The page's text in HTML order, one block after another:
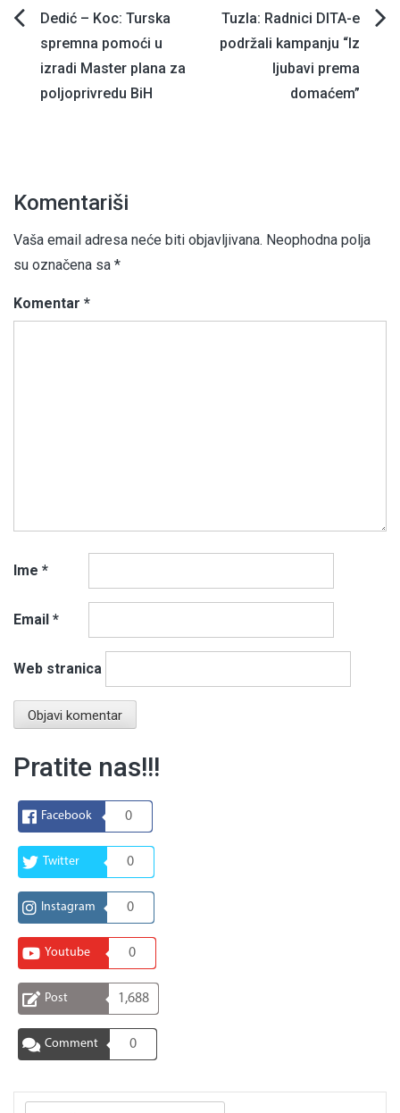
Navigacija
članaka
Dedić – Koc: Turska
spremna pomoći u
izradi Master plana za
poljoprivredu BiH
Tuzla: Radnici DITA-e
podržali kampanju “Iz
ljubavi prema
domaćem”
Komentariši
Vaša email adresa neće biti objavljivana. Neophodna polja
su označena sa *
Komentar *
Ime *
Email *
Web stranica
Pratite nas!!!
Facebook 0
Twitter 0
Instagram 0
Youtube 0
Post 1,688
Comment 0
Pretraga: